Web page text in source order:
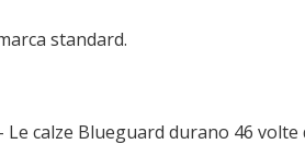
standard.
calze Blueguard durano 46 volte